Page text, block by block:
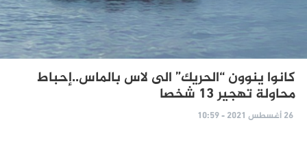
كانوا ينوون “الحريك” الى لاس بالماس..إحباط
محاولة تهجير 13 شخصا
26 أغسطس 2021 - 10:59